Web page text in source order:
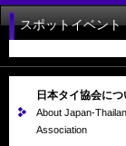
スポットイベント
日本タイ協会につ
About Japan-
Association